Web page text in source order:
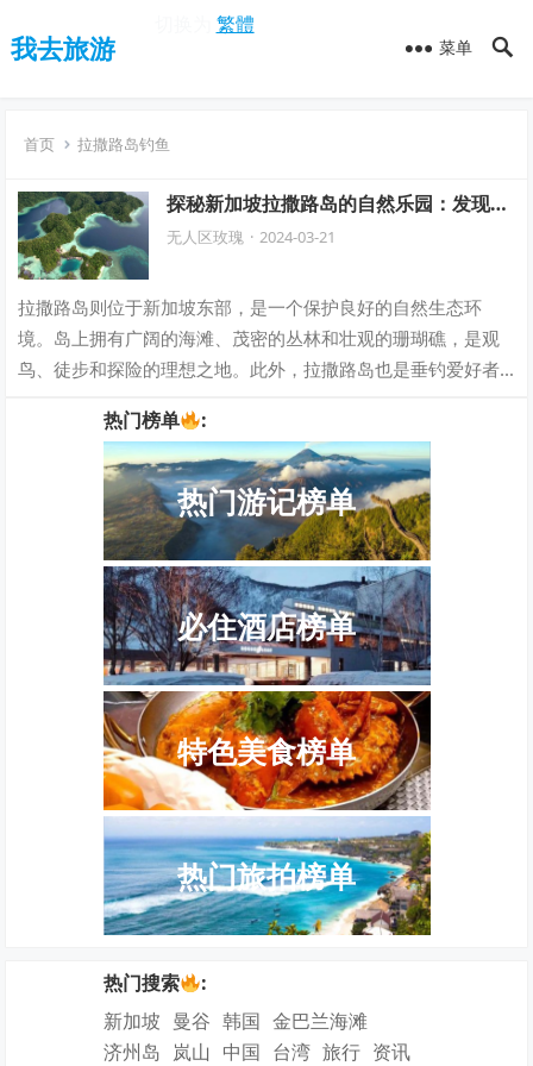
繁體
我去旅游 菜单
首页 拉撒路岛钓鱼
探秘新加坡拉撒路岛的自然乐园：发现原
始自然的美丽，畅享岛屿上的宁静与神
奇！
无人区玫瑰 · 2024-03-21
拉撒路岛则位于新加坡东部，是一个保护良好的自然生态环
境。岛上拥有广阔的海滩、茂密的丛林和壮观的珊瑚礁，是观
鸟、徒步和探险的理想之地。此外，拉撒路岛也是垂钓爱好者
热门榜单 :
热门游记榜单
必住酒店榜单
特色美食榜单
热门旅拍榜单
热门搜索
:
新加坡 曼谷 韩国 金巴兰海滩
济州岛 岚山 中国 台湾 旅行 资讯